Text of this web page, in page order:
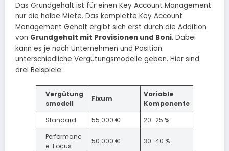
Das Grundgehalt ist für einen Key Account Management
nur die halbe Miete. Das komplette Key Account
Management Gehalt ergibt sich erst durch die Addition
von Grundgehalt mit Provisionen und Boni. Dabei
kann es je nach Unternehmen und Position
unterschiedliche Vergütungsmodelle geben. Hier sind
drei Beispiele:
Vergütung
smodell
Fixum
Variable
Komponente
Standard
55.000 €
20–25 %
Performanc
e-Focus
50.000 € 30–40 %